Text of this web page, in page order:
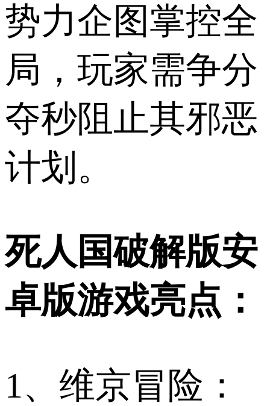
势力企图掌控全
局，玩家需争分
夺秒阻止其邪恶
计划。
死人国破解版安
卓版游戏亮点：
1、维京冒险：